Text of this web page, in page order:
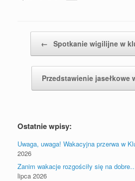
← Spotkanie wigilijne w
Przedstawienie jasełkowe
Ostatnie wpisy:
Uwaga, uwaga! Wakacyjna przerwa w
2026
Zanim wakacje rozgościły się na
lipca 2026